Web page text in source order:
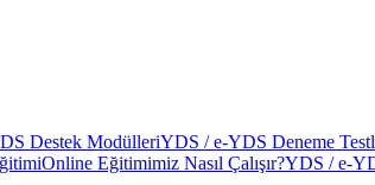
Destek ModülleriYDS / e-YDS Deneme
Online Eğitimimiz Nasıl Çalışır?YDS / e-